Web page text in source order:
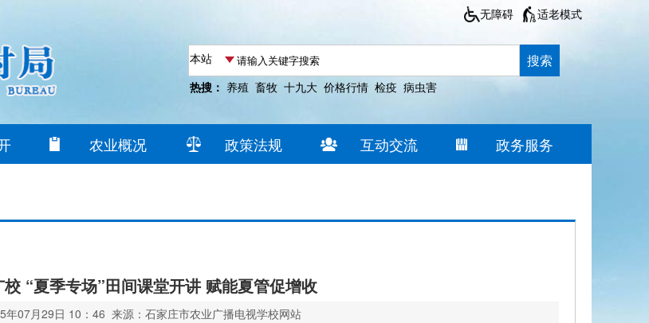
无障碍 适老模式
搜索
热搜： 养殖 畜牧 十九大 价格行情 检疫 病虫害
农业概况 政策法规 互动交流 政务服务
“夏季专场”田间课堂开讲 赋能夏管促增收
年07月29日 10：46 来源：石家庄市农业广播电视学校网站